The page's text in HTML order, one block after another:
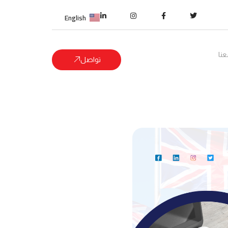
English
تواصل